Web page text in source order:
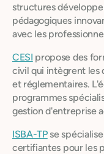
structures
pédagogiques
avec les
CESI propose des
civil qui intègrent les
et réglementaires.
programmes
gestion d'entreprise
ISBA-TPse
certifiantes pour les